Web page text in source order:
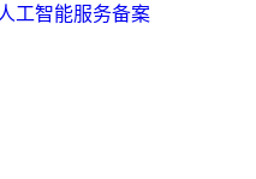
工智能服务备案